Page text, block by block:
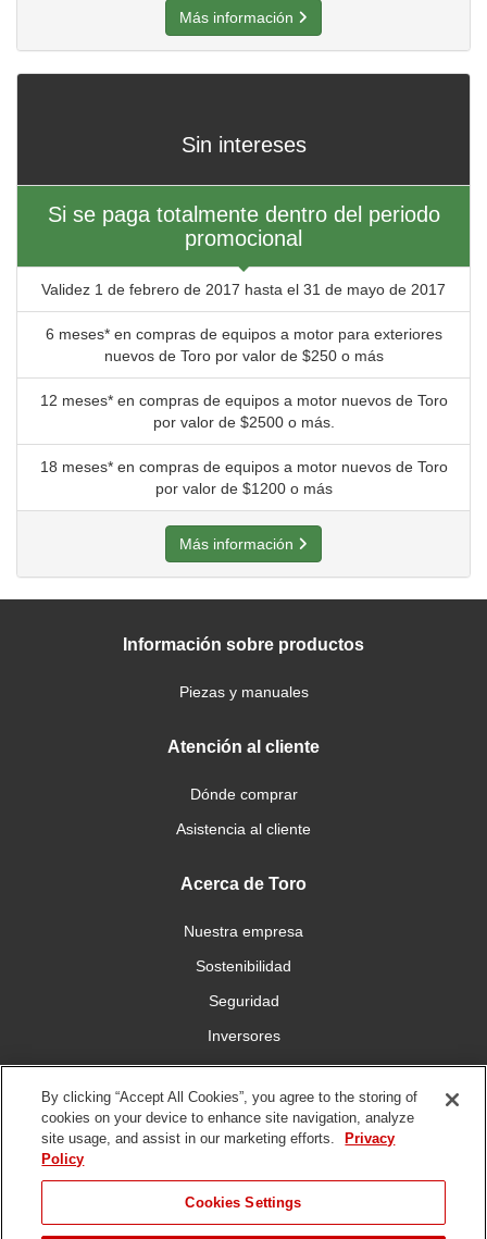
Más información
Sin intereses
Si se paga totalmente dentro del periodo
promocional
Validez 1 de febrero de 2017 hasta el 31 de mayo de 2017
6 meses* en compras de equipos a motor para exteriores
nuevos de Toro por valor de $250 o más
12 meses* en compras de equipos a motor nuevos de Toro
por valor de $2500 o más.
18 meses* en compras de equipos a motor nuevos de Toro
por valor de $1200 o más
Más información
Información sobre productos
Piezas y manuales
Atención al cliente
Dónde comprar
Asistencia al cliente
Acerca de Toro
Nuestra empresa
Sostenibilidad
Seguridad
Inversores
Trabajo
Conéctese con nosotros
By clicking “Accept All Cookies”, you agree to the storing of
cookies on your device to enhance site navigation, analyze
site usage, and assist in our marketing efforts.
Privacy
Policy
Cookies Settings